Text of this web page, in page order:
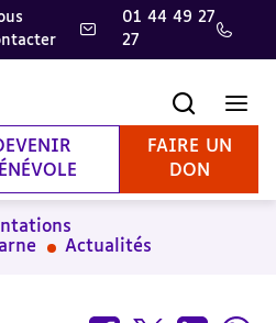
01 44 49 27
27
FAIRE UN
DON
Actualités